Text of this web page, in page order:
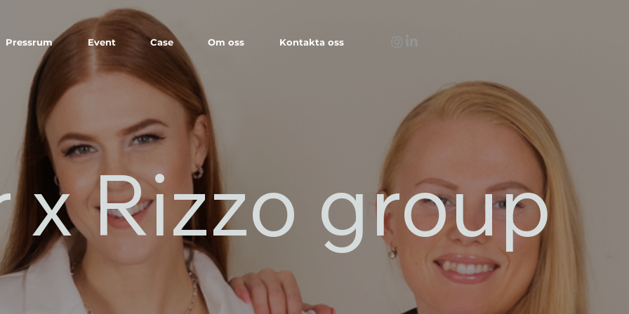
Pressrum Event Case Om oss Kontakta oss
Rizzo group